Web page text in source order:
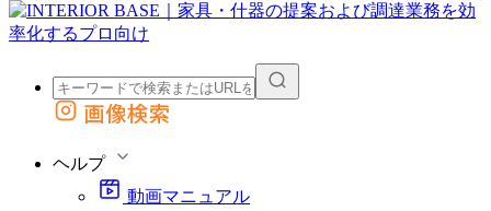
外部サイトの商品をカートに追加
画像検索
ヘルプ
動画マニュアル